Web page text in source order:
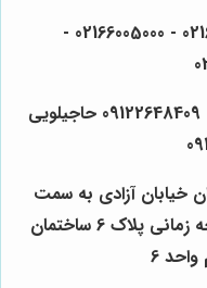
نمایشگاه و فروشگاه : 02166006000 - 02166005000 -
تماس با کارشناسان : عبدالحسینی ← 09122648409 حاجیلویی
خیابان آزادی به سمت
انقلاب جنب مترو شادمان نبش کوچه زمانی پلاک 6 ساختمان